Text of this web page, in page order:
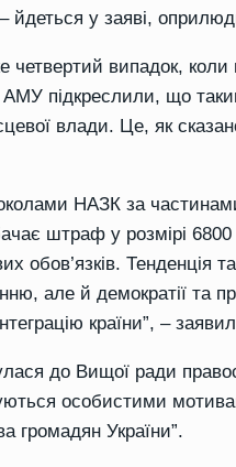
йдеться у заяві,
четвертий випадок,
підкреслили, що
влади. Це, як
НАЗК за
штраф у розмірі 6800
обов’язків. Тенденція
але й демократії та
країни”, –
до Вищої ради
особистими
громадян України”.